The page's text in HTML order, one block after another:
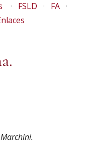
FSLD
FA